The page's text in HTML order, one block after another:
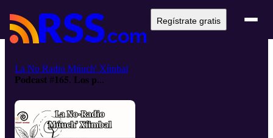
Regístrate gratis
La No Radio Múuch' Xíinbal
𝐏𝐨𝐝𝐜𝐚𝐬𝐭 #𝟏𝟔𝟓. 𝐋𝐨𝐬 𝐩...